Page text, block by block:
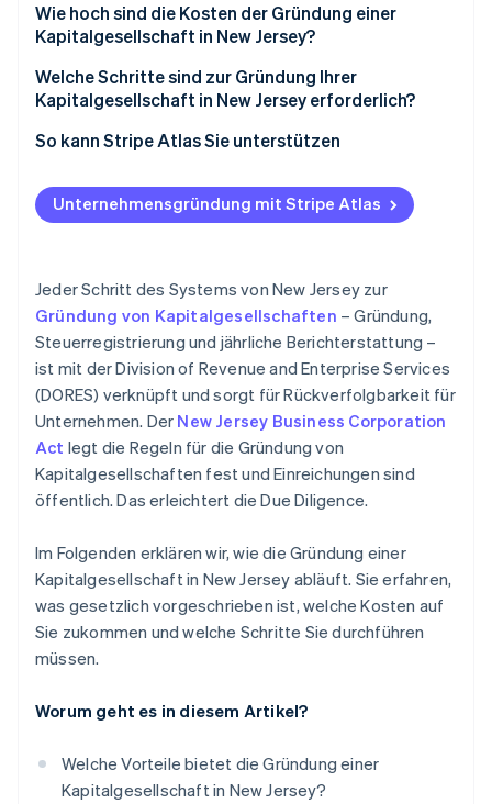
Rechtskonformer Firmenname
Registrierte Vertretung
Gründungsurkunde (Public Records Filing)
Interne Unternehmensführung
Jahresbericht und Aufrechterhaltung
Wie hoch sind die Kosten der Gründung einer
Kapitalgesellschaft in New Jersey?
Welche Schritte sind zur Gründung Ihrer
Kapitalgesellschaft in New Jersey erforderlich?
Unternehmensstruktur definieren
Namen auswählen und überprüfen
Registrierte Vertretung benennen
(Gründungsurkunde)
Ihre Kapitalgesellschaft intern organisieren
So kann Stripe Atlas Sie unterstützen
Unternehmen mit Atlas gründen
Zahlungen und Bankgeschäfte vor Erhalt der EIN
Gründungsaktien ohne Einsatz eigener Mittel
erwerben
Automatische Einreichung des 83(b)-
Steuerformulars
Hochwertige rechtliche Unternehmensdokumente
Ein Jahr Stripe Payments gratis, plus 50.000 US-
Dollar in Partnerguthaben
Unternehmensgründung mit Stripe Atlas
Jeder Schritt des Systems von New Jersey zur
Gründung von Kapitalgesellschaften – Gründung,
Steuerregistrierung und jährliche Berichterstattung –
ist mit der Division of Revenue and Enterprise Services
(DORES) verknüpft und sorgt für Rückverfolgbarkeit für
Unternehmen. Der New Jersey Business Corporation
Act legt die Regeln für die Gründung von
Kapitalgesellschaften fest und Einreichungen sind
öffentlich. Das erleichtert die Due Diligence.
Im Folgenden erklären wir, wie die Gründung einer
Kapitalgesellschaft in New Jersey abläuft. Sie erfahren,
was gesetzlich vorgeschrieben ist, welche Kosten auf
Sie zukommen und welche Schritte Sie durchführen
müssen.
Worum geht es in diesem Artikel?
Welche Vorteile bietet die Gründung einer
Kapitalgesellschaft in New Jersey?